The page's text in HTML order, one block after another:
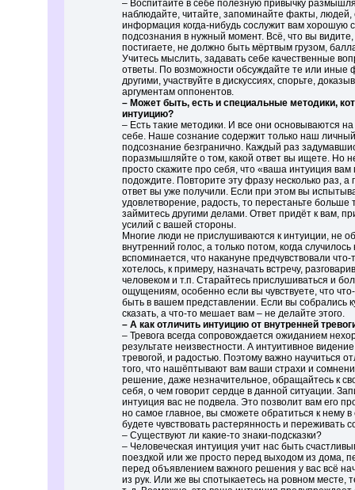
– Воспитайте в себе полезную привычку
наблюдайте, читайте, запоминайте факты,
информация когда-нибудь сослужит вам хорошую
подсознания в нужный момент. Всё, что вы
постигаете, не должно быть мёртвым грузом,
Учитесь мыслить, задавать себе качественные
ответы. По возможности обсуждайте те или иные
другими, участвуйте в дискуссиях, спорьте,
аргументам оппонентов.
– Может быть, есть и специальные методики,
интуицию?
– Есть такие методики. И все они основываются
себе. Наше сознание содержит только наш
подсознание безгранично. Каждый раз
поразмышляйте о том, какой ответ вы ищете. Но
просто скажите про себя, что «ваша интуиция
подождите. Повторите эту фразу несколько раз, а
ответ вы уже получили. Если при этом вы
удовлетворение, радость, то перестаньте больше
займитесь другими делами. Ответ придёт к вам,
усилий с вашей стороны.
Многие люди не прислушиваются к интуиции, не
внутренний голос, а только потом, когда
вспоминается, что накануне предчувствовали
хотелось, к примеру, назначать встречу,
человеком и т.п. Старайтесь прислушиваться и
ощущениям, особенно если вы чувствуете, что
быть в вашем представлении. Если вы собрались
сказать, а что-то мешает вам – не делайте этого.
– А как отличить интуицию от внутренней
– Тревога всегда сопровождается ожиданием
результате неизвестности. А интуитивное
тревогой, и радостью. Поэтому важно научиться
того, что нашёптывают вам ваши страхи и
решение, даже незначительное, обращайтесь к
себя, о чем говорит сердце в данной ситуации.
интуиция вас не подвела. Это позволит вам его
но самое главное, вы сможете обратиться к нему
будете чувствовать растерянность и переживать
– Существуют ли какие-то знаки-подсказки?
– Человеческая интуиция учит нас быть
поездкой или же просто перед выходом из дома,
перед объявлением важного решения у вас всё
из рук. Или же вы спотыкаетесь на ровном месте,